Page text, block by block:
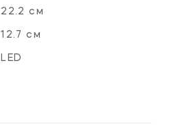
22.2 см
12.7 см
LED